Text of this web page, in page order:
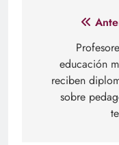
entradas
educación
reciben
sobre